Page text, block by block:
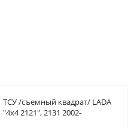
ТСУ /съемный квадрат/ LADA
"4х4 2121", 2131 2002-